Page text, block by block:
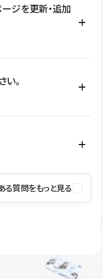
利用数の上限、権限
詳しくは料金プランペ
ジを更新・追加
範囲を設計しておく
きます。 さらにコン
を進めやすくなりま
い。
利用できるよう、通信
性対策など、複数の観
、悪質なスクリプトの
でご確認いただけま
ィもご利用ください。
る質問をもっと見る